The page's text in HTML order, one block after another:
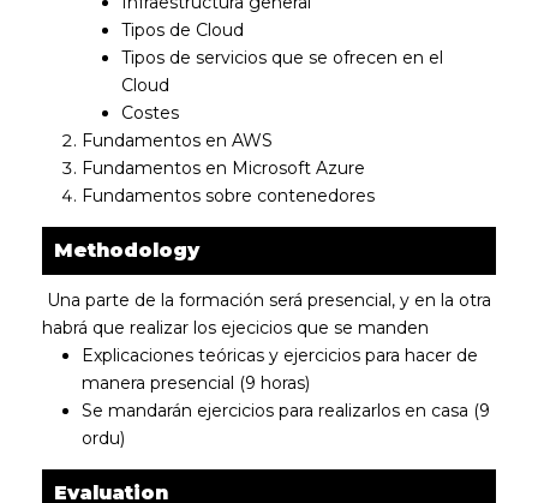
Tipos de Cloud
Tipos de servicios que se ofrecen en el
Cloud
Costes
Fundamentos en AWS
Fundamentos en Microsoft Azure
Fundamentos sobre contenedores
Methodology
Una parte de la formación será presencial, y en la otra
habrá que realizar los ejecicios que se manden
Explicaciones teóricas y ejercicios para hacer de
manera presencial (9 horas)
Se mandarán ejercicios para realizarlos en casa (9
ordu)
Evaluation